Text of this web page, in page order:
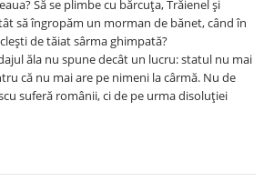
Să se plimbe cu bărcuţa, Trăienel şi
să îngropăm un morman de bănet, când în
de tăiat sârma ghimpată?
ăla nu spune decât un lucru: statul nu mai
că nu mai are pe nimeni la cârmă. Nu de
suferă românii, ci de pe urma disoluţiei